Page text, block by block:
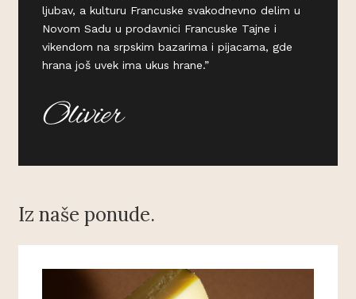
ljubav, a kulturu Francuske svakodnevno delim u
Novom Sadu u prodavnici Francuske Tajne i
vikendom na srpskim bazarima i pijacama, gde
hrana još uvek ima ukus hrane.”
Iz naše ponude.